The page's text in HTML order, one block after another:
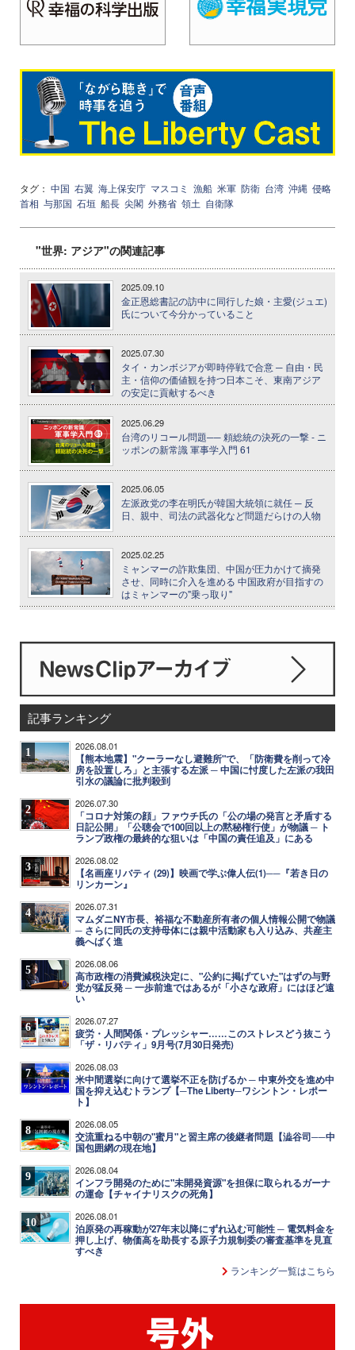
タグ： 中国 右翼 海上保安庁 マスコミ 漁船 米軍 防衛 台湾 沖縄 侵略
首相 与那国 石垣 船長 尖閣 外務省 領土 自衛隊
"世界: アジア"の関連記事
2025.09.10
金正恩総書記の訪中に同行した娘・主愛(ジュエ)
氏について今分かっていること
2025.07.30
タイ・カンボジアが即時停戦で合意 ─ 自由・民
主・信仰の価値観を持つ日本こそ、東南アジア
の安定に貢献するべき
2025.06.29
台湾のリコール問題── 頼総統の決死の一撃 - ニ
ッポンの新常識 軍事学入門 61
2025.06.05
左派政党の李在明氏が韓国大統領に就任 ─ 反
日、親中、司法の武器化など問題だらけの人物
2025.02.25
ミャンマーの詐欺集団、中国が圧力かけて摘発
させ、同時に介入を進める 中国政府が目指すの
はミャンマーの"乗っ取り"
記事ランキング
1 2026.08.01
【熊本地震】"クーラーなし避難所"で、「防衛費を削って冷
房を設置しろ」と主張する左派 ─ 中国に忖度した左派の我田
引水の議論に批判殺到
2 2026.07.30
「コロナ対策の顔」ファウチ氏の「公の場の発言と矛盾する
日記公開」「公聴会で100回以上の黙秘権行使」が物議 ─ ト
ランプ政権の最終的な狙いは「中国の責任追及」にある
3 2026.08.02
【名画座リバティ (29)】映画で学ぶ偉人伝(1)──『若き日の
リンカーン』
4 2026.07.31
マムダニNY市長、裕福な不動産所有者の個人情報公開で物議
─ さらに同氏の支持母体には親中活動家も入り込み、共産主
義へばく進
5 2026.08.06
高市政権の消費減税決定に、"公約に掲げていた"はずの与野
党が猛反発 ─ 一歩前進ではあるが「小さな政府」にはほど遠
い
6 2026.07.27
疲労・人間関係・プレッシャー……このストレスどう抜こう
「ザ・リバティ」9月号(7月30日発売)
7 2026.08.03
米中間選挙に向けて選挙不正を防げるか ─ 中東外交を進め中
国を抑え込むトランプ【─The Liberty─ワシントン・レポー
ト】
8 2026.08.05
交流重ねる中朝の"蜜月"と習主席の後継者問題【澁谷司──中
国包囲網の現在地】
9 2026.08.04
インフラ開発のために"未開発資源"を担保に取られるガーナ
の運命【チャイナリスクの死角】
10 2026.08.01
泊原発の再稼動が27年末以降にずれ込む可能性 ─ 電気料金を
押し上げ、物価高を助長する原子力規制委の審査基準を見直
すべき
ランキング一覧はこちら